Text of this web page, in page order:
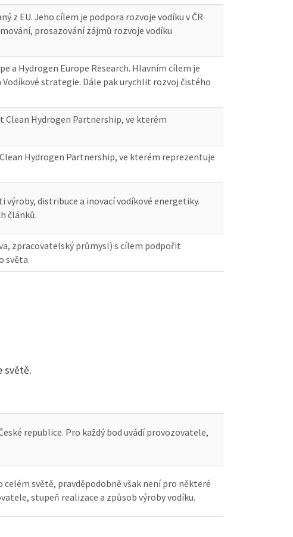
z EU. Jeho cílem je podpora rozvoje vodíku v ČR
prosazování zájmů rozvoje vodíku
a Hydrogen Europe Research. Hlavním cílem je
strategie. Dále pak urychlit rozvoj čistého
Clean Hydrogen Partnership, ve kterém
Hydrogen Partnership, ve kterém reprezentuje
výroby, distribuce a inovací vodíkové energetiky.
článků.
zpracovatelský průmysl) s cílem podpořit
světa.
světě.
republice. Pro každý bod uvádí provozovatele,
světě, pravděpodobně však není pro některé
stupeň realizace a způsob výroby vodíku.